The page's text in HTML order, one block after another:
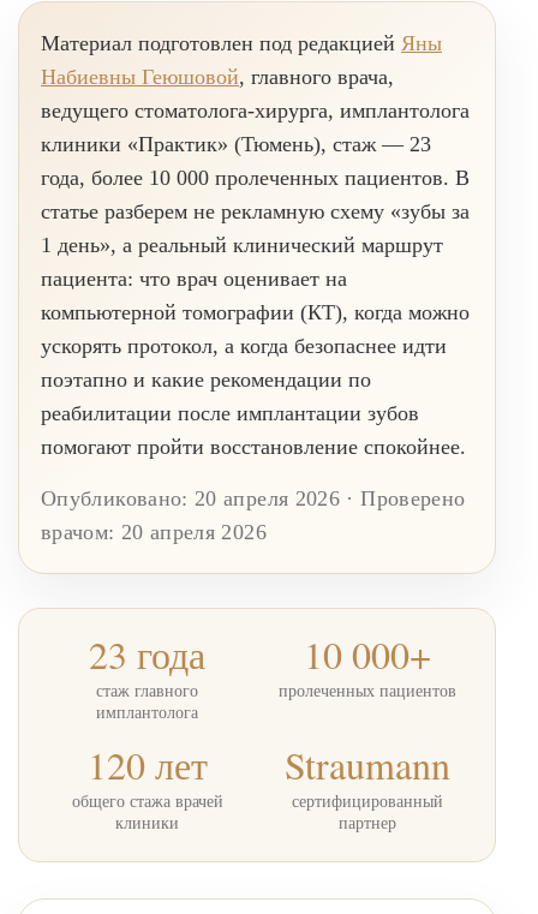
Брекеты на нижнюю челюсть
Ортодонтия
ЛЕЧЕНИЕ ЗУБОВ ПОД НАРКОЗОМ
ИМПЛАНТАЦИЯ ЗУБОВ
Синус-лифтинг и костная пластика
Наращивание кости для имплантации
Имплантационные системы Anthogyr
Импланты Dentium
Импланты Straumann
Коронка на имплант
Имплантация «Всё на 4х»
Имплантация «Всё на 6-ти»
Удаление импланта зуба
Коронка на имплант
ЧИСТКА ЗУБОВ
Восстановление и реставрация зубов
Материал подготовлен под редакцией Яны
Набиевны Геюшовой, главного врача,
ведущего стоматолога-хирурга, имплантолога
клиники «Практик» (Тюмень), стаж — 23
года, более 10 000 пролеченных пациентов. В
статье разберем не рекламную схему «зубы за
1 день», а реальный клинический маршрут
пациента: что врач оценивает на
компьютерной томографии (КТ), когда можно
ускорять протокол, а когда безопаснее идти
поэтапно и какие рекомендации по
реабилитации после имплантации зубов
помогают пройти восстановление спокойнее.
Опубликовано: 20 апреля 2026 · Проверено
врачом: 20 апреля 2026
23 года
стаж главного
имплантолога
10 000+
пролеченных пациентов
120 лет
общего стажа врачей
клиники
Straumann
сертифицированный
партнер